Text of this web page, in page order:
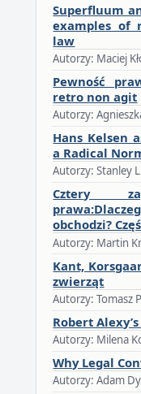
Superfluum
examples of
law
Autorzy: Maciej
Pewność
retro non agit
Autorzy:
Hans Kelsen
a Radical
Autorzy: Stanley
Cztery
obchodzi?
Autorzy: Martin
Kant,
zwierząt
Autorzy: Tomasz
Robert
Autorzy: Milena
Why Legal
Autorzy: Adam